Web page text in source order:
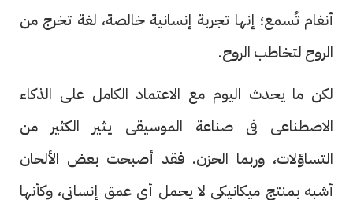
أنغام تُسمع؛ إنها تجربة إنسانية خالصة، لغة تخرج من
الروح لتخاطب الروح.
لكن ما يحدث اليوم مع الاعتماد الكامل على الذكاء
الاصطناعى فى صناعة الموسيقى يثير الكثير من
التساؤلات، وربما الحزن. فقد أصبحت بعض الألحان
أشبه بمنتج ميكانيكى لا يحمل أى عمق إنسانى، وكأنها